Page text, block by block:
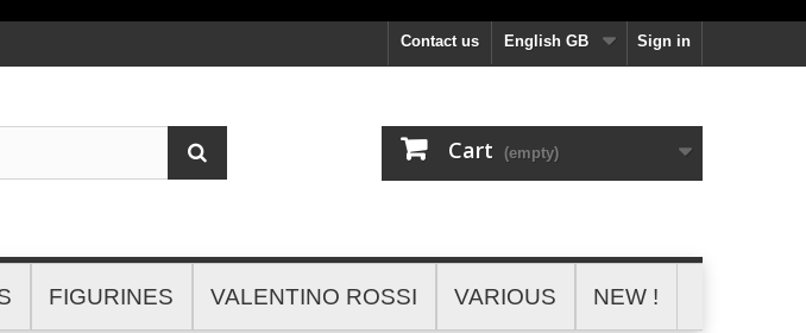
Sign in
English GB
Contact us
Cart (empty)
FIGURINES VALENTINO ROSSI VARIOUS NEW !